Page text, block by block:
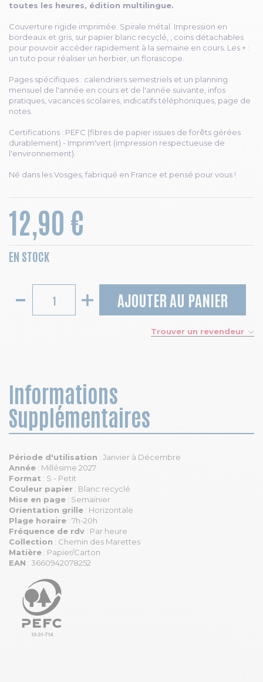
toutes les heures, édition multilingue.
Couverture rigide imprimée. Spirale métal. Impression en
bordeaux et gris, sur papier blanc recyclé, , coins détachables
pour pouvoir accéder rapidement à la semaine en cours. Les + :
un tuto pour réaliser un herbier, un florascope.
Pages spécifiques : calendriers semestriels et un planning
mensuel de l'année en cours et de l'année suivante, infos
pratiques, vacances scolaires, indicatifs téléphoniques, page de
notes.
Certifications : PEFC (fibres de papier issues de forêts gérées
durablement) - Imprim'vert (impression respectueuse de
l'environnement).
Né dans les Vosges, fabriqué en France et pensé pour vous !
12,90 €
EN STOCK
AJOUTER AU PANIER
Trouver un revendeur
Informations
Supplémentaires
Période d'utilisation : Janvier à Décembre
Année : Millésime 2027
Format : S - Petit
Couleur papier : Blanc recyclé
Mise en page : Semainier
Orientation grille : Horizontale
Plage horaire : 7h-20h
Fréquence de rdv : Par heure
Collection : Chemin des Marettes
Matière : Papier/Carton
EAN : 3660942078252